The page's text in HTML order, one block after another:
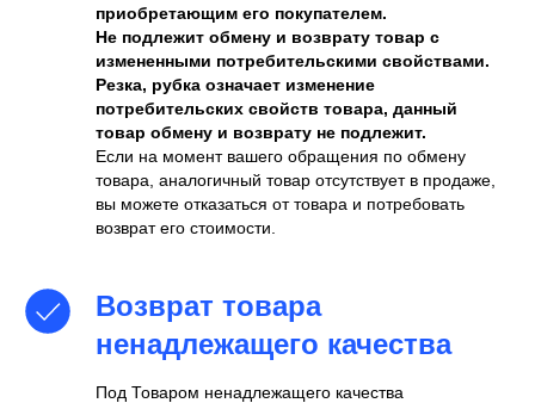
приобретающим его покупателем.
Не подлежит обмену и возврату товар с
измененными потребительскими свойствами.
Резка, рубка означает изменение
потребительских свойств товара, данный
товар обмену и возврату не подлежит.
Если на момент вашего обращения по обмену
товара, аналогичный товар отсутствует в продаже,
вы можете отказаться от товара и потребовать
возврат его стоимости.
Возврат товара
ненадлежащего качества
Под Товаром ненадлежащего качества